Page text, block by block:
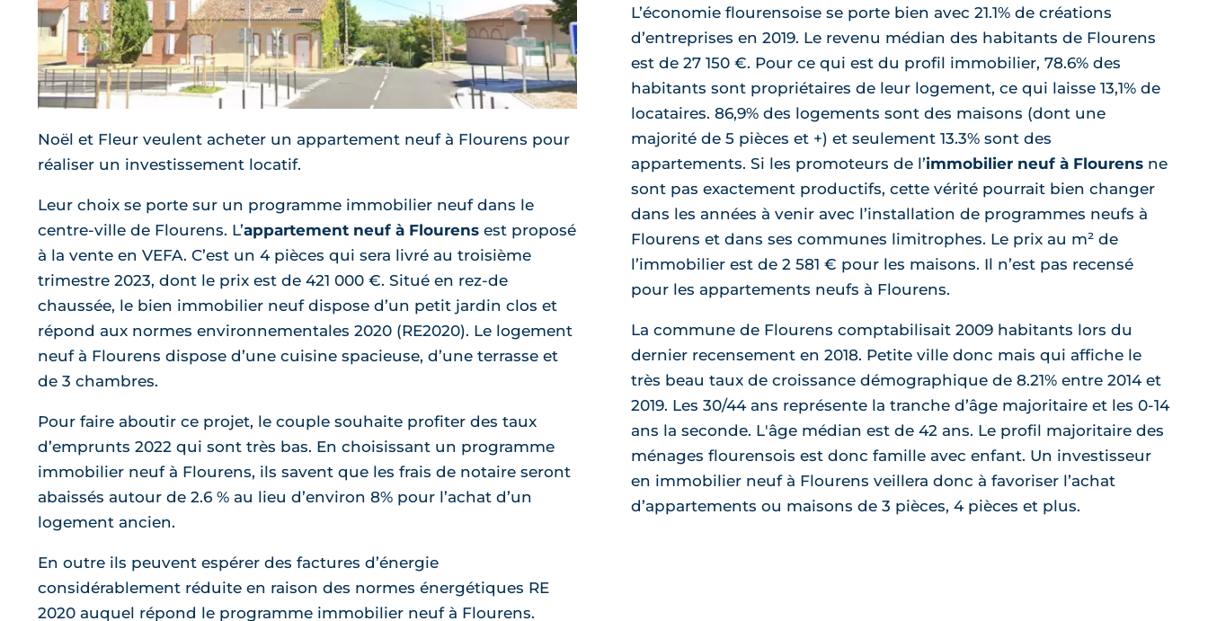
Je découvre
Noël et Fleur veulent acheter un appartement neuf à Flourens pour
réaliser un investissement locatif.
Leur choix se porte sur un programme immobilier neuf dans le
centre-ville de Flourens. L’appartement neuf à Flourens est proposé
à la vente en VEFA. C’est un 4 pièces qui sera livré au troisième
trimestre 2023, dont le prix est de 421 000 €. Situé en rez-de
chaussée, le bien immobilier neuf dispose d’un petit jardin clos et
répond aux normes environnementales 2020 (RE2020). Le logement
neuf à Flourens dispose d’une cuisine spacieuse, d’une terrasse et
de 3 chambres.
Pour faire aboutir ce projet, le couple souhaite profiter des taux
d’emprunts 2022 qui sont très bas. En choisissant un programme
immobilier neuf à Flourens, ils savent que les frais de notaire seront
abaissés autour de 2.6 % au lieu d’environ 8% pour l’achat d’un
logement ancien.
En outre ils peuvent espérer des factures d’énergie
considérablement réduite en raison des normes énergétiques RE
2020 auquel répond le programme immobilier neuf à Flourens.
L’économie flourensoise se porte bien avec 21.1% de créations
d’entreprises en 2019. Le revenu médian des habitants de Flourens
est de 27 150 €. Pour ce qui est du profil immobilier, 78.6% des
habitants sont propriétaires de leur logement, ce qui laisse 13,1% de
locataires. 86,9% des logements sont des maisons (dont une
majorité de 5 pièces et +) et seulement 13.3% sont des
appartements. Si les promoteurs de l’immobilier neuf à Flourens ne
sont pas exactement productifs, cette vérité pourrait bien changer
dans les années à venir avec l’installation de programmes neufs à
Flourens et dans ses communes limitrophes. Le prix au m² de
l’immobilier est de 2 581 € pour les maisons. Il n’est pas recensé
pour les appartements neufs à Flourens.
La commune de Flourens comptabilisait 2009 habitants lors du
dernier recensement en 2018. Petite ville donc mais qui affiche le
très beau taux de croissance démographique de 8.21% entre 2014 et
2019. Les 30/44 ans représente la tranche d’âge majoritaire et les 0-14
ans la seconde. L'âge médian est de 42 ans. Le profil majoritaire des
ménages flourensois est donc famille avec enfant. Un investisseur
en immobilier neuf à Flourens veillera donc à favoriser l’achat
d’appartements ou maisons de 3 pièces, 4 pièces et plus.